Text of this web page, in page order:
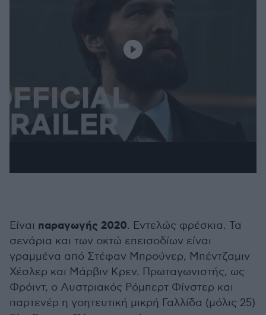
Είναι παραγωγής 2020. Εντελώς φρέσκια. Τα
σενάρια και των οκτώ επεισοδίων είναι
γραμμένα από Στέφαν Μπρούνερ, Μπέντζαμιν
Χέσλερ και Μάρβιν Κρεν. Πρωταγωνιστής, ως
Φρόιντ, ο Αυστριακός Ρόμπερτ Φίνστερ και
παρτενέρ η γοητευτική μικρή Γαλλίδα (μόλις 25)